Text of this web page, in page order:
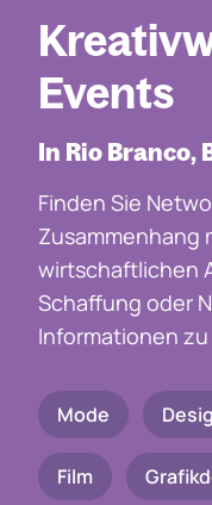
Events
In Rio Branco,
Finden Sie
Zusammenhang
wirtschaftlichen
Schaffung oder
Informationen
Mode
Film